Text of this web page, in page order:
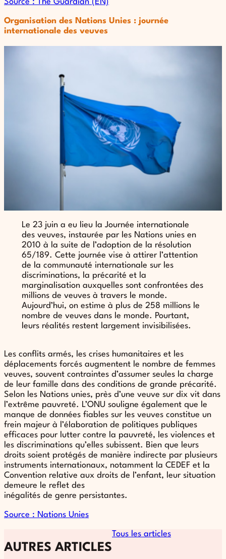
Source : The Guardian (EN)
Organisation des Nations Unies : journée
internationale des veuves
Le 23 juin a eu lieu la Journée internationale
des veuves, instaurée par les Nations unies en
2010 à la suite de l’adoption de la résolution
65/189. Cette journée vise à attirer l’attention
de la communauté internationale sur les
discriminations, la précarité et la
marginalisation auxquelles sont confrontées des
millions de veuves à travers le monde.
Aujourd’hui, on estime à plus de 258 millions le
nombre de veuves dans le monde. Pourtant,
leurs réalités restent largement invisibilisées.
Les conflits armés, les crises humanitaires et les
déplacements forcés augmentent le nombre de femmes
veuves, souvent contraintes d’assumer seules la charge
de leur famille dans des conditions de grande précarité.
Selon les Nations unies, près d’une veuve sur dix vit dans
l’extrême pauvreté. L’ONU souligne également que le
manque de données fiables sur les veuves constitue un
frein majeur à l’élaboration de politiques publiques
efficaces pour lutter contre la pauvreté, les violences et
les discriminations qu’elles subissent. Bien que leurs
droits soient protégés de manière indirecte par plusieurs
instruments internationaux, notamment la CEDEF et la
Convention relative aux droits de l’enfant, leur situation
demeure le reflet des
inégalités de genre persistantes.
Source : Nations Unies
AUTRES ARTICLES
Tous les articles